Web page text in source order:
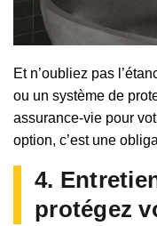
Et n’oubliez pas
ou un système de
assurance-vie pour
option, c’est une
4.
protégez